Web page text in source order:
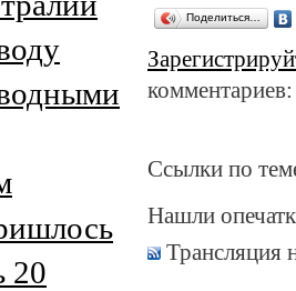
Поделиться…
Ссылки по
Нашли
Трансляция
20